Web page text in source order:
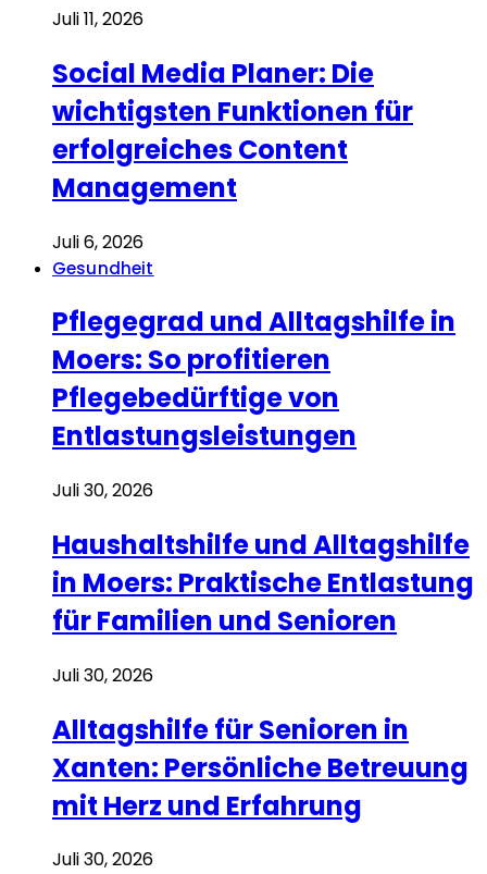
Juli 11, 2026
Social Media Planer: Die
wichtigsten Funktionen für
erfolgreiches Content
Management
Juli 6, 2026
Gesundheit
Pflegegrad und Alltagshilfe in
Moers: So profitieren
Pflegebedürftige von
Entlastungsleistungen
Juli 30, 2026
Haushaltshilfe und Alltagshilfe
in Moers: Praktische Entlastung
für Familien und Senioren
Juli 30, 2026
Alltagshilfe für Senioren in
Xanten: Persönliche Betreuung
mit Herz und Erfahrung
Juli 30, 2026